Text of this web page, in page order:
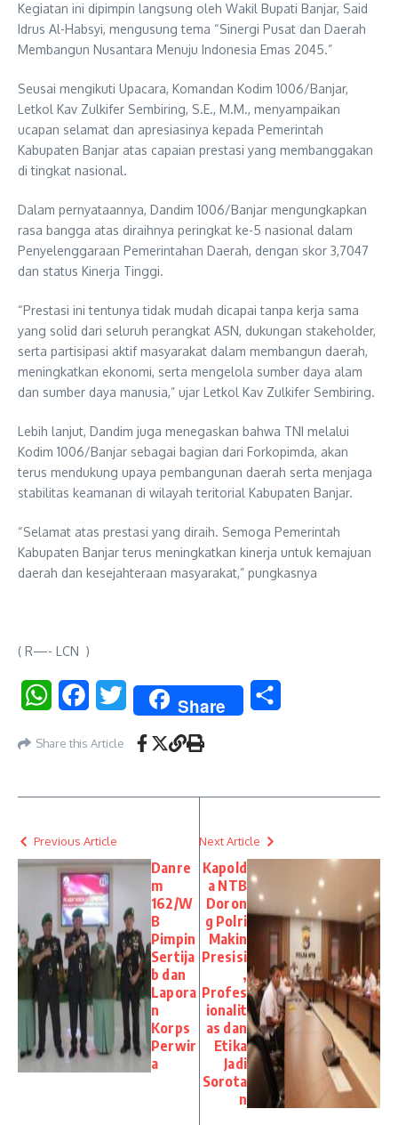
Kegiatan ini dipimpin langsung oleh Wakil Bupati Banjar, Said
Idrus Al-Habsyi, mengusung tema “Sinergi Pusat dan Daerah
Membangun Nusantara Menuju Indonesia Emas 2045.”
Seusai mengikuti Upacara, Komandan Kodim 1006/Banjar,
Letkol Kav Zulkifer Sembiring, S.E., M.M., menyampaikan
ucapan selamat dan apresiasinya kepada Pemerintah
Kabupaten Banjar atas capaian prestasi yang membanggakan
di tingkat nasional.
Dalam pernyataannya, Dandim 1006/Banjar mengungkapkan
rasa bangga atas diraihnya peringkat ke-5 nasional dalam
Penyelenggaraan Pemerintahan Daerah, dengan skor 3,7047
dan status Kinerja Tinggi.
“Prestasi ini tentunya tidak mudah dicapai tanpa kerja sama
yang solid dari seluruh perangkat ASN, dukungan stakeholder,
serta partisipasi aktif masyarakat dalam membangun daerah,
meningkatkan ekonomi, serta mengelola sumber daya alam
dan sumber daya manusia,” ujar Letkol Kav Zulkifer Sembiring.
Lebih lanjut, Dandim juga menegaskan bahwa TNI melalui
Kodim 1006/Banjar sebagai bagian dari Forkopimda, akan
terus mendukung upaya pembangunan daerah serta menjaga
stabilitas keamanan di wilayah teritorial Kabupaten Banjar.
“Selamat atas prestasi yang diraih. Semoga Pemerintah
Kabupaten Banjar terus meningkatkan kinerja untuk kemajuan
daerah dan kesejahteraan masyarakat,” pungkasnya
( R—- LCN )
WhatsAppFacebookTwitter Share
Share this Article
Previous Article
Danre
m
162/W
B
Pimpin
Sertija
b dan
Lapora
n
Korps
Perwir
a
Next Article
Kapold
a NTB
Doron
g Polri
Makin
Presisi
,
Profes
ionalit
as dan
Etika
Jadi
Sorota
n